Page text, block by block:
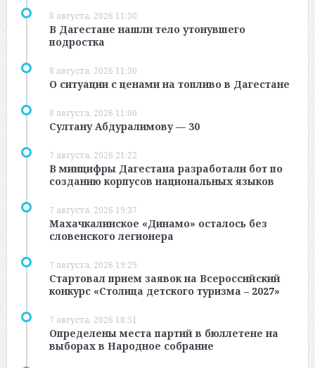
8 августа, 2026 11:30
В Дагестане нашли тело утонувшего
подростка
8 августа, 2026 11:30
О ситуации с ценами на топливо в Дагестане
8 августа, 2026 11:00
Султану Абдуралимову — 30
7 августа, 2026 21:22
В минцифры Дагестана разработали бот по
созданию корпусов национальных языков
7 августа, 2026 19:37
Махачкалинское «Динамо» осталось без
словенского легионера
7 августа, 2026 19:29
Стартовал прием заявок на Всероссийский
конкурс «Столица детского туризма – 2027»
7 августа, 2026 18:51
Определены места партий в бюллетене на
выборах в Народное собрание